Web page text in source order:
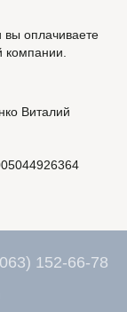
вы оплачиваете
компании.
Виталий
152-66-78